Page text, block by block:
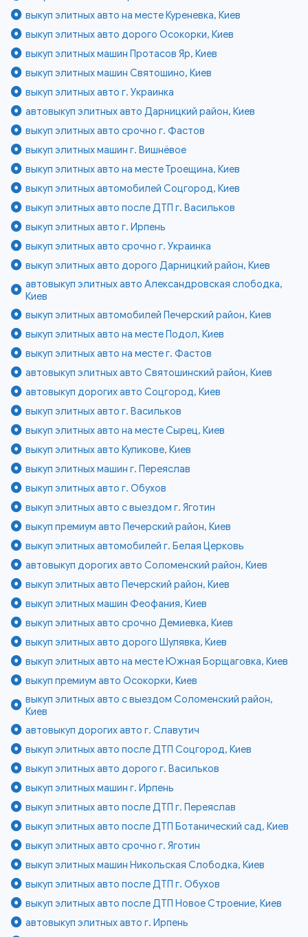
выкуп элитных авто на месте Куреневка, Киев
выкуп элитных авто дорого Осокорки, Киев
выкуп элитных машин Протасов Яр, Киев
выкуп элитных машин Святошино, Киев
выкуп элитных авто г. Украинка
автовыкуп элитных авто Дарницкий район, Киев
выкуп элитных авто срочно г. Фастов
выкуп элитных машин г. Вишнёвое
выкуп элитных авто на месте Троещина, Киев
выкуп элитных автомобилей Соцгород, Киев
выкуп элитных авто после ДТП г. Васильков
выкуп элитных авто г. Ирпень
выкуп элитных авто срочно г. Украинка
выкуп элитных авто дорого Дарницкий район, Киев
автовыкуп элитных авто Александровская слободка,
Киев
выкуп элитных автомобилей Печерский район, Киев
выкуп элитных авто на месте Подол, Киев
выкуп элитных авто на месте г. Фастов
автовыкуп элитных авто Святошинский район, Киев
автовыкуп дорогих авто Соцгород, Киев
выкуп элитных авто г. Васильков
выкуп элитных авто на месте Сырец, Киев
выкуп элитных авто Куликове, Киев
выкуп элитных машин г. Переяслав
выкуп элитных авто г. Обухов
выкуп элитных авто с выездом г. Яготин
выкуп премиум авто Печерский район, Киев
выкуп элитных автомобилей г. Белая Церковь
автовыкуп дорогих авто Соломенский район, Киев
выкуп элитных авто Печерский район, Киев
выкуп элитных машин Феофания, Киев
выкуп элитных авто срочно Демиевка, Киев
выкуп элитных авто дорого Шулявка, Киев
выкуп элитных авто на месте Южная Борщаговка, Киев
выкуп премиум авто Осокорки, Киев
выкуп элитных авто с выездом Соломенский район,
Киев
автовыкуп дорогих авто г. Славутич
выкуп элитных авто после ДТП Соцгород, Киев
выкуп элитных авто дорого г. Васильков
выкуп элитных машин г. Ирпень
выкуп элитных авто после ДТП г. Переяслав
выкуп элитных авто после ДТП Ботанический сад, Киев
выкуп элитных авто срочно г. Яготин
выкуп элитных машин Никольская Слободка, Киев
выкуп элитных авто после ДТП г. Обухов
выкуп элитных авто после ДТП Новое Строение, Киев
автовыкуп элитных авто г. Ирпень